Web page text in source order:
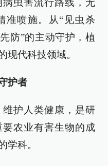
准喷施。从“见虫杀
防”的主动守护，植
现代科技领域。
护者
护人类健康，是研
农业有害生物的成
学科。